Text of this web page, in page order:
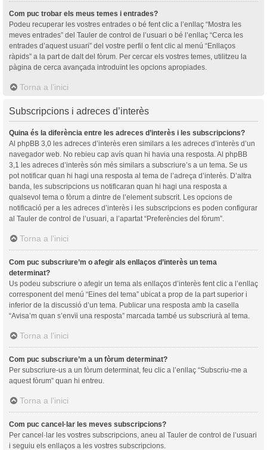
Com puc trobar els meus temes i entrades?
Podeu recuperar les vostres entrades o bé fent clic a l’enllaç “Mostra les
meves entrades” del Tauler de control de l’usuari o bé l’enllaç “Cerca les
entrades d’aquest usuari” del vostre perfil o fent clic al menú “Enllaços
ràpids” a la part de dalt del fòrum. Per cercar els vostres temes, utilitzeu la
pàgina de cerca avançada introduïnt les opcions apropiades.
Torna a l’inici
Subscripcions i adreces d’interès
Quina és la diferència entre les adreces d’interès i les subscripcions?
Al phpBB 3,0 les adreces d’interès eren similars a les adreces d’interès d’un
navegador web. No rebieu cap avís quan hi havia una resposta. Al phpBB
3,1 les adreces d’interès són més similars a subscriure’s a un tema. Se us
pot notificar quan hi hagi una resposta al tema de l’adreça d’interès. D’altra
banda, les subscripcions us notificaran quan hi hagi una resposta a
qualsevol tema o fòrum a dintre de l’element subscrit. Les opcions de
notificació per a les adreces d’interès i les subscripcions es poden configurar
al Tauler de control de l’usuari, a l’apartat “Preferències del fòrum”.
Torna a l’inici
Com puc subscriure’m o afegir als enllaços d’interès un tema
determinat?
Us podeu subscriure o afegir un tema als enllaços d’interès fent clic a l’enllaç
corresponent del menú “Eines del tema” ubicat a prop de la part superior i
inferior de la discussió d’un tema. Publicar una resposta amb la casella
“Avisa’m quan s’envïi una resposta” marcada també us subscriurà al tema.
Torna a l’inici
Com puc subscriure’m a un fòrum determinat?
Per subscriure-us a un fòrum determinat, feu clic a l’enllaç “Subscriu-me a
aquest fòrum” quan hi entreu.
Torna a l’inici
Com puc cancel·lar les meves subscripcions?
Per cancel·lar les vostres subscripcions, aneu al Tauler de control de l’usuari
i seguiu els enllaços a les vostres subscripcions.